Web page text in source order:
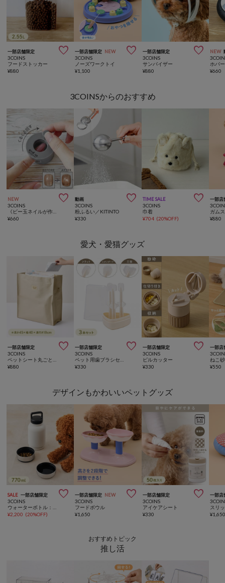
一部店舗限定 
3COINS
フードストッカー
¥880
一部店舗限定 NEW 
3COINS
ノーズワークトイ
¥1,100
一部店舗限定 
3COINS
サンバイザー
¥880
NEW
ホバ
¥660
3COINSからのおすすめ
NEW 
3COINS
¥660
動画 
3COINS
粉ふるい／KITINTO
¥330
TIME SALE 
3COINS
巾着
¥704 (20%OFF)
一部店
ガム
¥880
愛犬・愛猫グッズ
一部店舗限定 
3COINS
¥880
一部店舗限定 
3COINS
¥330
一部店舗限定 
3COINS
ピルカッター
¥330
一部店
ねこ
¥550
デザインもかわいいペットグッズ
SALE 一部店舗限定 
3COINS
¥2,200 (20%OFF)
一部店舗限定 NEW 
3COINS
フードボウル
¥1,650
一部店舗限定 
3COINS
アイケアシート
¥330
一部店
スリ
¥
おすすめトピック
推し活